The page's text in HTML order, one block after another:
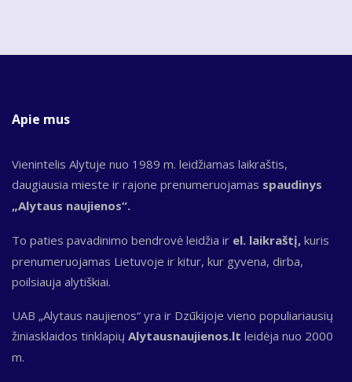
Apie mus
Vienintelis Alytuje nuo 1989 m. leidžiamas laikraštis,
daugiausia mieste ir rajone prenumeruojamas spaudinys
„Alytaus naujienos“.
To paties pavadinimo bendrovė leidžia ir el. laikraštį, kuris
prenumeruojamas Lietuvoje ir kitur, kur gyvena, dirba,
poilsiauja alytiškiai.
UAB „Alytaus naujienos“ yra ir Dzūkijoje vieno populiariausių
žiniasklaidos tinklapių Alytausnaujienos.lt leidėja nuo 2000
m.